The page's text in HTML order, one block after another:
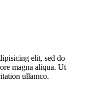
elit, sed do
magna aliqua. Ut
ullamco.